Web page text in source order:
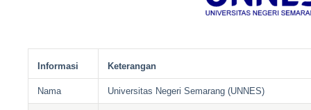
Informasi Keterangan
Nama Universitas Negeri Semarang (UNNES)